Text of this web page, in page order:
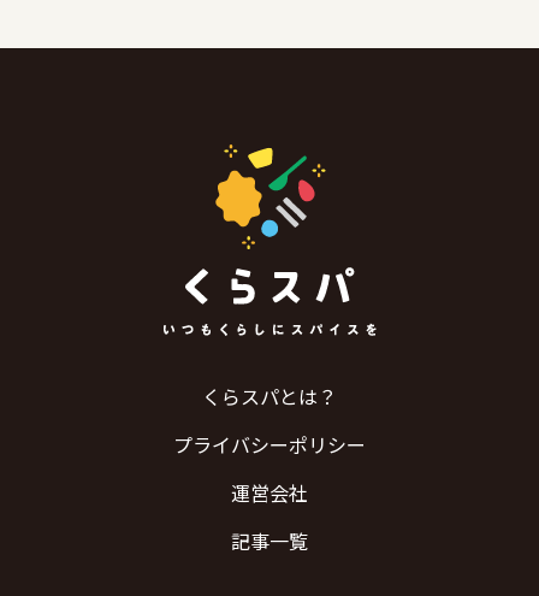
くらスパとは？
プライバシーポリシー
運営会社
記事一覧